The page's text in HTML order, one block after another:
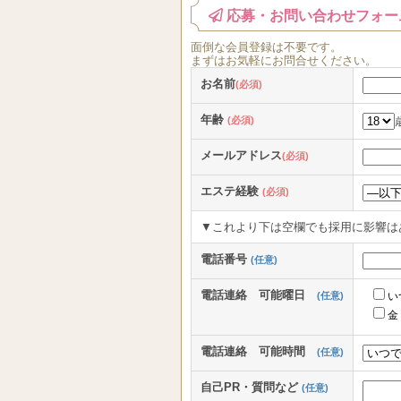
応募・お問い合わせフォー
面倒な会員登録は不要です。
まずはお気軽にお問合せください。
お名前(必須)
年齢 (必須)
メールアドレス(必須)
エステ経験 (必須)
▼これより下は空欄でも採用に影響は
電話番号 (任意)
電話連絡 可能曜日 (任意)
い
金
電話連絡 可能時間 (任意)
自己PR・質問など (任意)